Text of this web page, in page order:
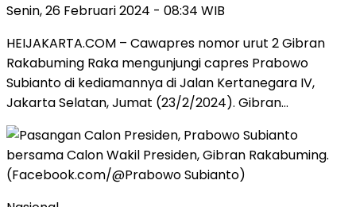
Senin, 26 Februari 2024 - 08:34 WIB
HEIJAKARTA.COM – Cawapres nomor urut 2 Gibran
Rakabuming Raka mengunjungi capres Prabowo
Subianto di kediamannya di Jalan Kertanegara IV,
Jakarta Selatan, Jumat (23/2/2024). Gibran…